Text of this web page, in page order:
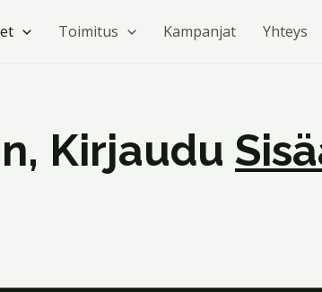
Toimitus Kampanjat Yhteys
Kirjaudu